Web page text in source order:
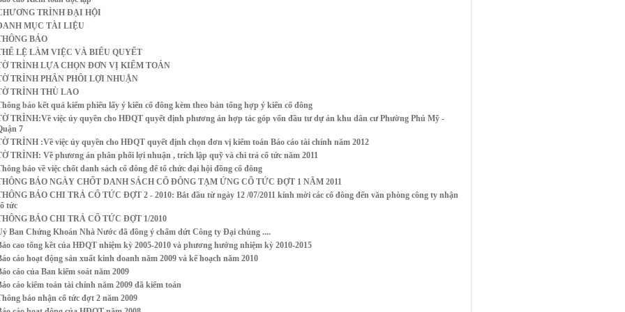
TRÌNH ĐẠI HỘI
MỤC TÀI LIỆU
BÁO
LỆ LÀM VIỆC VÀ BIỂU QUYẾT
TRÌNH LỰA CHỌN ĐƠN VỊ KIỂM TOÁN
TRÌNH PHÂN PHÔI LỢI NHUẬN
TRÌNH THÙ LAO
báo kết quả kiểm phiếu lấy ý kiến cổ đông kèm theo bản tổng hợp ý kiến cổ đông
TRÌNH:Về việc ủy quyền cho HĐQT quyết định phương án hợp tác góp vốn đầu tư dự án khu dân cư Phường Phú Mỹ -
7
TRÌNH :Về việc ủy quyền cho HĐQT quyết định chọn đơn vị kiểm toán Báo cáo tài chính năm 2012
TRÌNH: Về phương án phân phối lợi nhuận , trích lập quỹ và chi trả cổ tức năm 2011
báo về việc chốt danh sách cổ đông để tổ chức đại hội đồng cổ đông
BÁO NGÀY CHỐT DANH SÁCH CỔ ĐÔNG TẠM ỨNG CỔ TỨC ĐỢT 1 NĂM 2011
BÁO CHI TRẢ CỔ TỨC ĐỢT 2 - 2010: Bắt đầu từ ngày 12 /07/2011 kính mời các cổ đông đến văn phòng công ty nhận
tức
BÁO CHI TRẢ CỔ TỨC ĐỢT 1/2010
Ban Chứng Khoán Nhà Nước đã đồng ý chấm dứt Công ty Đại chúng ....
cao tổng kềt của HĐQT nhiệm kỳ 2005-2010 và phương hướng nhiệm kỳ 2010-2015
cáo hoạt động sản xuất kinh doanh năm 2009 và kế hoạch năm 2010
cáo của Ban kiểm soát năm 2009
cáo kiểm toán tài chính năm 2009 đã kiểm toán
báo nhận cổ tức đợt 2 năm 2009